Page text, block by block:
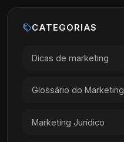
CATEGORIAS
Dicas de marketing
Glossário do Marketing
Marketing Jurídico